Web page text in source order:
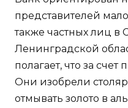
представителей
также частных лиц в
Ленинградской
полагает, что за счет
Они изобрели
отмывать золото в